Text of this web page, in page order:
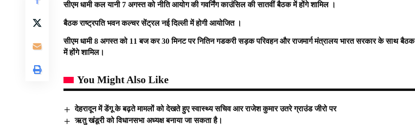
सीएम धामी कल यानी 7 अगस्त को नीति आयोग की गवर्निंग काउंसिल की सातवीं बैठक में होंगे शामिल ।
बैठक राष्ट्रपति भवन कल्चर सेंट्रल नई दिल्ली में होगी आयोजित ।
सीएम धामी 8 अगस्त को 11 बज कर 30 मिनट पर नितिन गडकरी सड़क परिवहन और राजमार्ग मंत्रालय भारत सरकार के साथ बैठक
में होंगे शामिल।
You Might Also Like
देहरादून में डेंगू के बढ़ते मामलों को देखते हुए स्वास्थ्य सचिव आर राजेश कुमार उतरे ग्राउंड जीरो पर
ऋतु खंडूरी को विधानसभा अध्यक्ष बनाया जा सकता है।